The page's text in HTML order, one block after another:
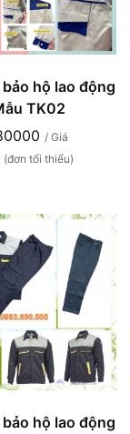
hộ lao động
TK02
/ Giá
(đơn tối thiểu)
hộ lao động